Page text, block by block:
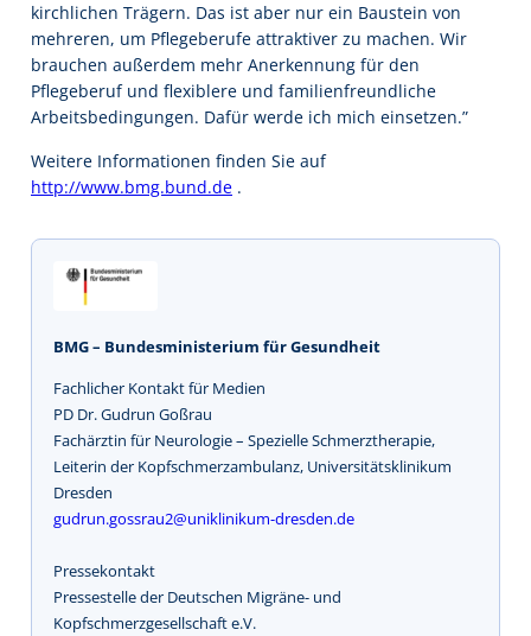
kirchlichen Trägern. Das ist aber nur ein Baustein von
mehreren, um Pflegeberufe attraktiver zu machen. Wir
brauchen außerdem mehr Anerkennung für den
Pflegeberuf und flexiblere und familienfreundliche
Arbeitsbedingungen. Dafür werde ich mich einsetzen.”
Weitere Informationen finden Sie auf
http://www.bmg.bund.de .
BMG – Bundesministerium für Gesundheit
Fachlicher Kontakt für Medien
PD Dr. Gudrun Goßrau
Fachärztin für Neurologie – Spezielle Schmerztherapie,
Leiterin der Kopfschmerzambulanz, Universitätsklinikum
Dresden
gudrun.gossrau2@uniklinikum-dresden.de
Pressekontakt
Pressestelle der Deutschen Migräne- und
Kopfschmerzgesellschaft e.V.